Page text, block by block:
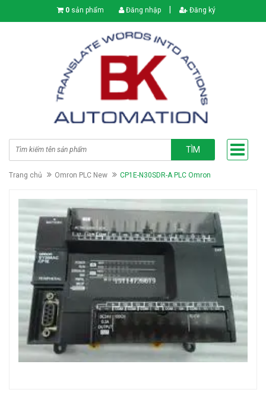
0 sản phẩm Đăng nhập Đăng ký
TÌM
Trang chủ Omron PLC New CP1E-N30SDR-A PLC Omron